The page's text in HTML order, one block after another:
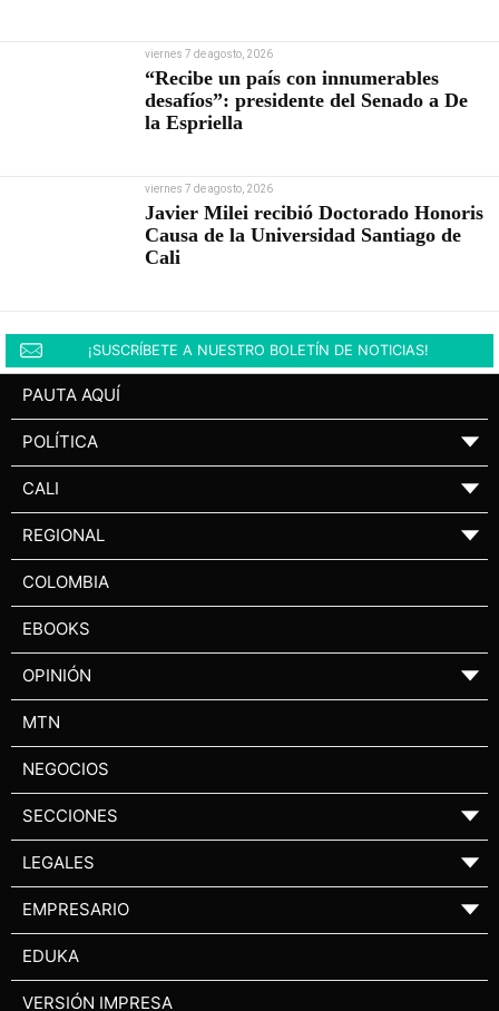
viernes 7 de agosto, 2026
“Recibe un país con innumerables
desafíos”: presidente del Senado a De
la Espriella
viernes 7 de agosto, 2026
Javier Milei recibió Doctorado Honoris
Causa de la Universidad Santiago de
Cali
¡SUSCRÍBETE A NUESTRO BOLETÍN DE NOTICIAS!
PAUTA AQUÍ
POLÍTICA ▼
CALI ▼
REGIONAL ▼
COLOMBIA
EBOOKS
OPINIÓN ▼
MTN
NEGOCIOS
SECCIONES ▼
LEGALES ▼
EMPRESARIO ▼
EDUKA
VERSIÓN IMPRESA